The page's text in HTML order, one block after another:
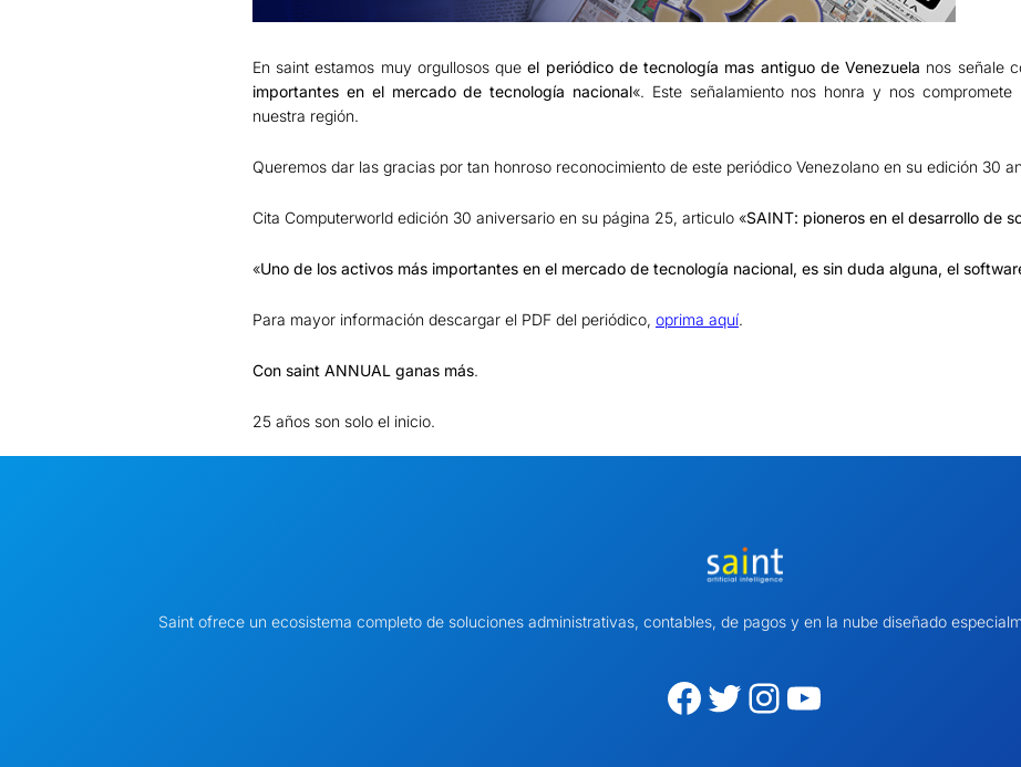
En saint estamos muy orgullosos queel periódico de tecnología mas antiguo de Venezuela nos señale
importantes en el mercado de tecnología nacional«. Este señalamiento nos honra y nos
nuestra región.
Queremos dar las gracias por tan honroso reconocimiento de este periódico Venezolano en su edición 30
Cita Computerworld edición 30 aniversario en su página 25, articulo «SAINT: pioneros en el desarrollo de
«Uno de los activos más importantes en el mercado de tecnología nacional, es sin duda alguna, el
Para mayor información descargar el PDF del periódico, oprima aquí.
Con saint ANNUAL ganas más.
25 años son solo el inicio.
Saint ofrece un ecosistema completo de soluciones administrativas, contables, de pagos y en la nube diseñado
Facebook Twitter Instagram YouTube